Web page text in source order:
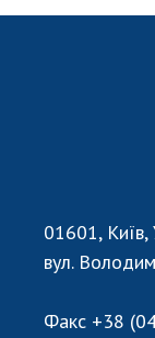
01601, Київ,
вул.
Факс +38